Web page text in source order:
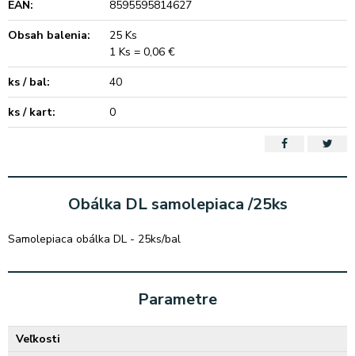
EAN:
8595595814627
Obsah balenia:
25 Ks
1 Ks = 0,06 €
ks / bal:
40
ks / kart:
0
Obálka DL samolepiaca /25ks
Samolepiaca obálka DL - 25ks/bal
Parametre
Veľkosti